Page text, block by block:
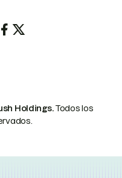
Holdings.Todos los